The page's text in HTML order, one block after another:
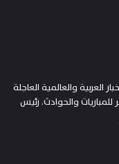
العربية والعالمية العاجلة
للمباريات والحوادث. رئيس